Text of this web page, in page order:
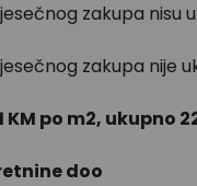
zakupa nisu
zakupa nije
KM po m2, ukupno
doo